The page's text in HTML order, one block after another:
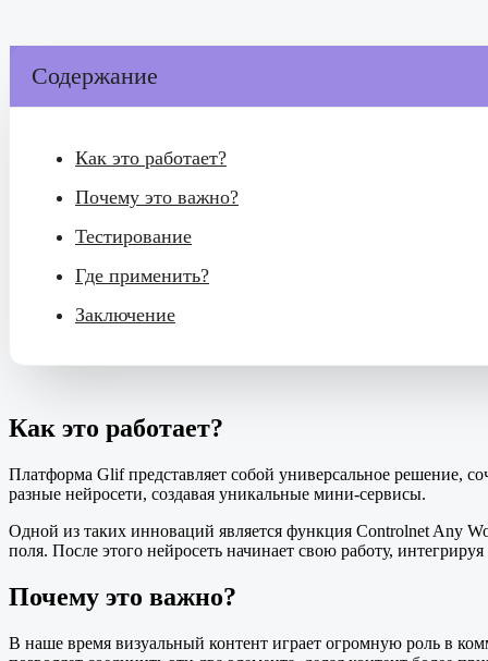
Содержание
Как это работает?
Почему это важно?
Тестирование
Где применить?
Заключение
Как это работает?
Платформа Glif представляет собой универсальное решение,
разные нейросети, создавая уникальные мини-сервисы.
Одной из таких инноваций является функция Controlnet Any
поля. После этого нейросеть начинает свою работу,
Почему это важно?
В наше время визуальный контент играет огромную роль в